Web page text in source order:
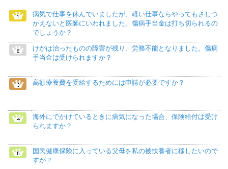
病気で仕事を休んでいましたが、軽い仕事ならやってもさしつ
かえないと医師にいわれました。傷病手当金は打ち切られるの
でしょうか？
けがは治ったものの障害が残り、労務不能となりました。傷病
手当金は受けられますか？
高額療養費を受給するためには申請が必要ですか？
海外にでかけているときに病気になった場合、保険給付は受け
られますか？
国民健康保険に入っている父母を私の被扶養者に移したいので
すが？